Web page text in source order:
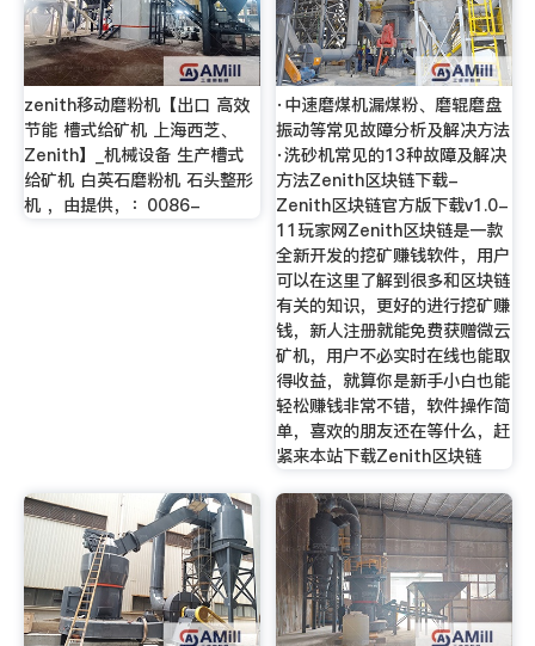
zenith移动磨粉机【出口 高效
节能 槽式给矿机 上海西芝、
Zenith】_机械设备 生产槽式
给矿机 白英石磨粉机 石头整形
机 ，由提供，：0086-
·中速磨煤机漏煤粉、磨辊磨盘
振动等常见故障分析及解决方法
·洗砂机常见的13种故障及解决
方法Zenith区块链下载-
Zenith区块链官方版下载v1.0-
11玩家网Zenith区块链是一款
全新开发的挖矿赚钱软件，用户
可以在这里了解到很多和区块链
有关的知识，更好的进行挖矿赚
钱，新人注册就能免费获赠微云
矿机，用户不必实时在线也能取
得收益，就算你是新手小白也能
轻松赚钱非常不错，软件操作简
单，喜欢的朋友还在等什么，赶
紧来本站下载Zenith区块链